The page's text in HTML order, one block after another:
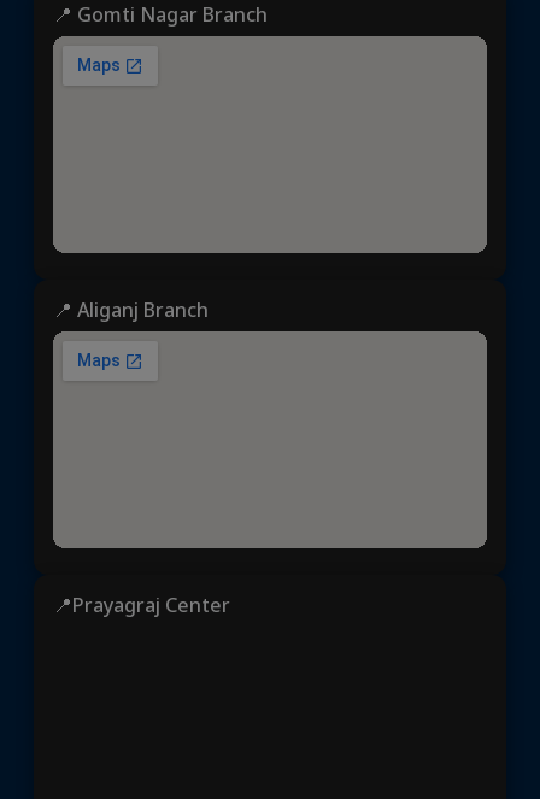
📍 Gomti Nagar Branch
📍 Aliganj Branch
📍Prayagraj Center